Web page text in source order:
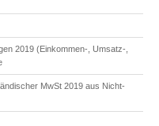
2019 (Einkommen-, Umsatz-,
MwSt 2019 aus Nicht-